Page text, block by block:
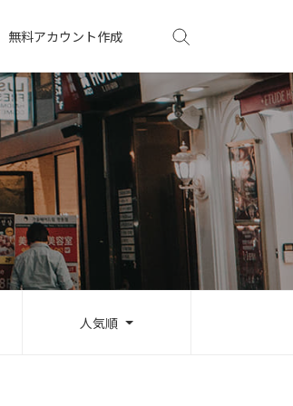
無料アカウント作成
人気順